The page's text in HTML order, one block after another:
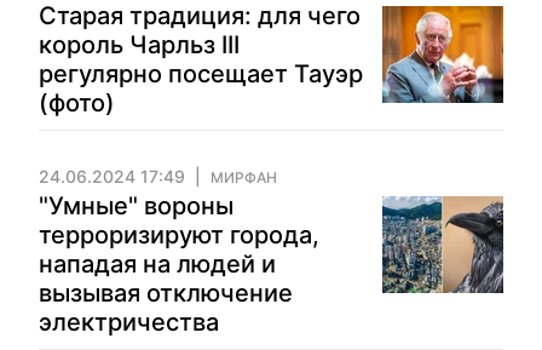
Старая традиция: для чего
король Чарльз ІІІ
регулярно посещает Тауэр
(фото)
24.06.2024 17:49 МИРФАН
"Умные" вороны
терроризируют города,
нападая на людей и
вызывая отключение
электричества